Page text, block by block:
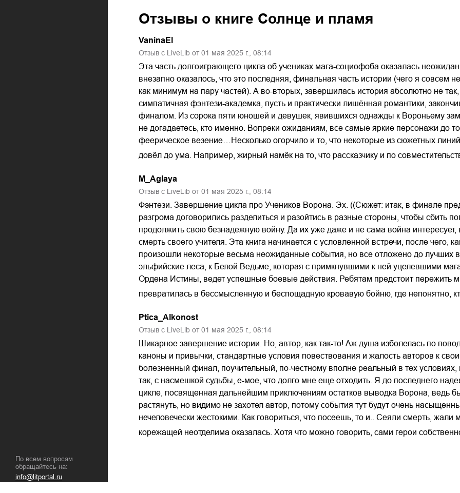
По всем вопросам
обращайтесь на:
info@litportal.ru
Отзывы о книге Солнце и пламя
VaninaEl
Отзыв с LiveLib от 01 мая 2025 г., 08:14
Эта часть долгоиграющего цикла об учениках мага-социофоба оказалась
внезапно оказалось, что это последняя, финальная часть истории (чего я
как минимум на пару частей). А во-вторых, завершилась история абсолютно не
симпатичная фэнтези-академка, пусть и практически лишённая романтики,
финалом. Из сорока пяти юношей и девушек, явившихся однажды к Вороньему
не догадаетесь, кто именно. Вопреки ожиданиям, все самые яркие персонажи до
феерическое везение…Несколько огорчило и то, что некоторые из сюжетных
довёл до ума. Например, жирный намёк на то, что рассказчику и по
M_Aglaya
Отзыв с LiveLib от 01 мая 2025 г., 08:14
Фэнтези. Завершение цикла про Учеников Ворона. Эх. ((Сюжет: итак, в финале
разгрома договорились разделиться и разойтись в разные стороны, чтобы сбить
продолжить свою безнадежную войну. Да их уже даже и не сама война
смерть своего учителя. Эта книга начинается с условленной встречи, после чего,
произошли некоторые весьма неожиданные события, но все отложено до лучших
эльфийские леса, к Белой Ведьме, которая с примкнувшими к ней уцелевшими
Ордена Истины, ведет успешные боевые действия. Ребятам предстоит пережить
превратилась в бессмысленную и беспощадную кровавую бойню, где непонятно,
Ptica_Alkonost
Отзыв с LiveLib от 01 мая 2025 г., 08:14
Шикарное завершение истории. Но, автор, как так-то! Аж душа изболелась по
каноны и привычки, стандартные условия повествования и жалость авторов к
болезненный финал, поучительный, по-честному вполне реальный в тех
так, с насмешкой судьбы, е-мое, что долго мне еще отходить. Я до последнего
цикле, посвященная дальнейшим приключениям остатков выводка Ворона, ведь
растянуть, но видимо не захотел автор, потому события тут будут очень
нечеловечески жестокими. Как говориться, что посеешь, то и.. Сеяли смерть, жали
корежащей неотделима оказалась. Хотя что можно говорить, сами герои